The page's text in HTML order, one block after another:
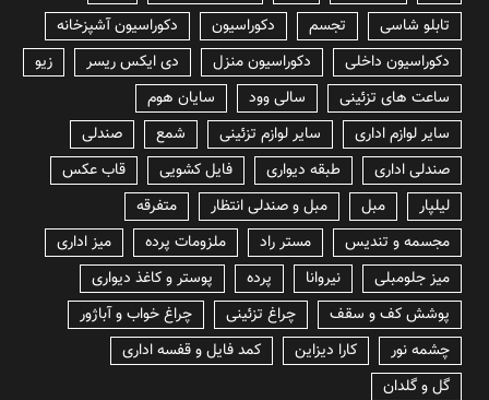
تابلو شاسی
تجسم دکوراسیون
دکوراسیون آشپزخانه
دکوراسیون داخلی
دکوراسیون منزل دی ایکس ریسر
زیو
ساعت های تزئینی
سالی وود
سایان هوم
سایر لوازم اداری
سایر لوازم تزئینی شمع
صندلی
صندلی اداری
طبقه دیواری فایل کشویی
قاب عکس
لیلپار
مبل مبل و صندلی انتظار
متفرقه
مجسمه و تندیس
مستر راد ملزومات پرده
میز اداری
میز جلومبلی
نیروانا پرده
پوستر و کاغذ دیواری
پوشش کف و سقف
چراغ تزئینی
چراغ خواب و آباژور
چشمه نور
کارا دیزاین
کمد فایل و قفسه اداری
گل و گلدان